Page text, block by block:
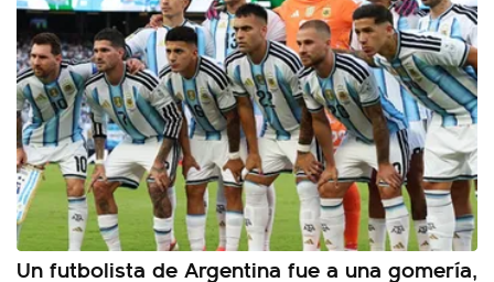
Un futbolista de Argentina fue a una gomería,